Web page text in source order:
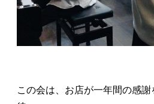
この会は、お店が一年間の感